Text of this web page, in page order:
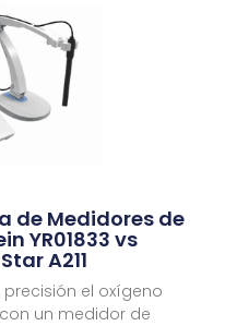
de Medidores de
YR01833 vs
A211
el oxígeno
un medidor de